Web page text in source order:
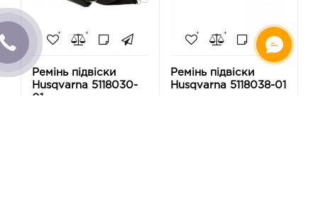
Ремінь підвіски
Husqvarna 5118030-
01
Ремінь підвіски
Husqvarna 5118038-01